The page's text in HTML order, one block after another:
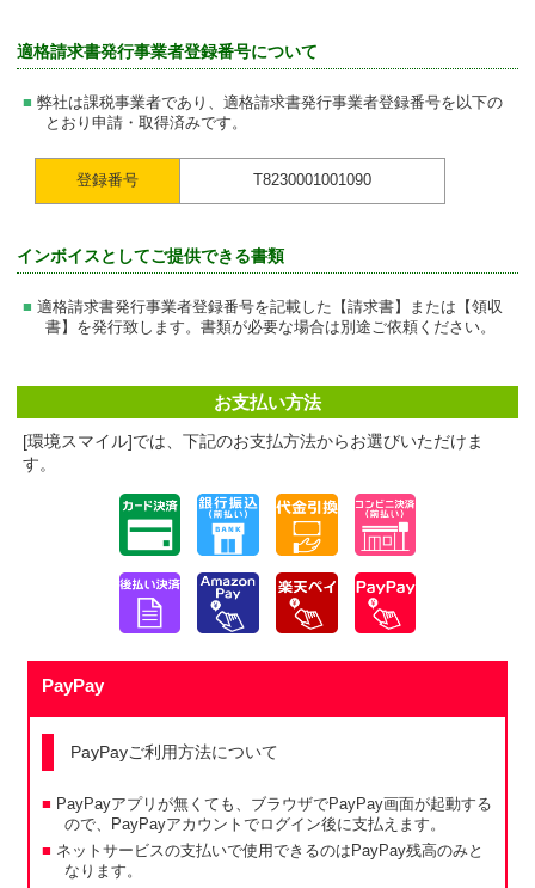
適格請求書発行事業者登録番号について
弊社は課税事業者であり、適格請求書発行事業者登録番号を以下の
とおり申請・取得済みです。
登録番号 T8230001001090
インボイスとしてご提供できる書類
適格請求書発行事業者登録番号を記載した【請求書】または【領収
書】を発行致します。書類が必要な場合は別途ご依頼ください。
お支払い方法
[環境スマイル]では、下記のお支払方法からお選びいただけま
す。
PayPay
PayPayご利用方法について
PayPayアプリが無くても、ブラウザでPayPay画面が起動する
ので、PayPayアカウントでログイン後に支払えます。
ネットサービスの支払いで使用できるのはPayPay残高のみと
なります。